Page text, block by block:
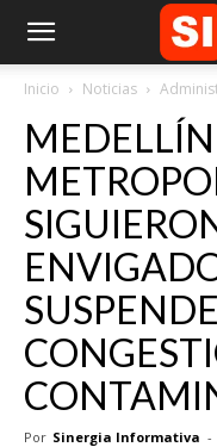
Inicio Noticias
Por Sinergia Informativa -